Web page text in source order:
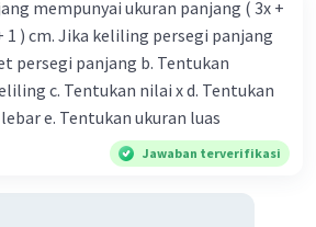
Iklan
mempunyai ukuran panjang ( 3x +
1 ) cm. Jika keliling persegi panjang
persegi panjang b. Tentukan
c. Tentukan nilai x d. Tentukan
e. Tentukan ukuran luas
Jawaban terverifikasi